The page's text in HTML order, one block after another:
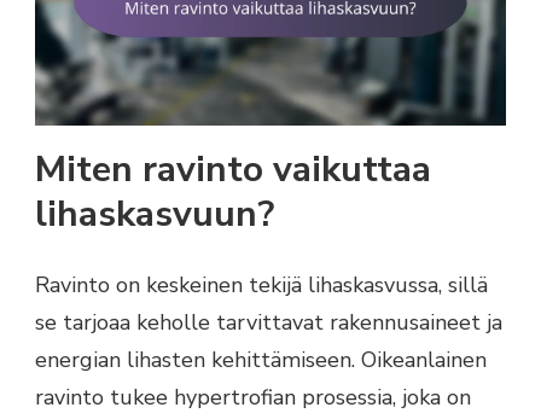
Miten ravinto vaikuttaa
lihaskasvuun?
Ravinto on keskeinen tekijä lihaskasvussa, sillä
se tarjoaa keholle tarvittavat rakennusaineet ja
energian lihasten kehittämiseen. Oikeanlainen
ravinto tukee hypertrofian prosessia, joka on